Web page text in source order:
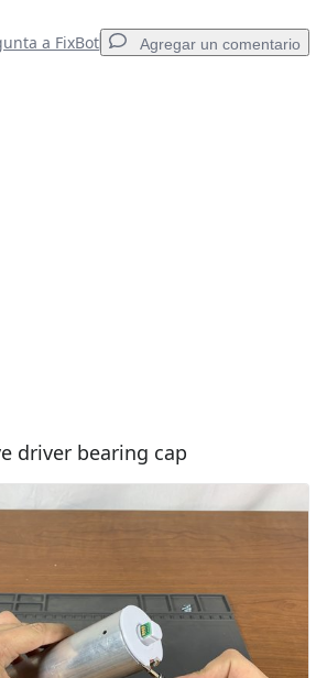
a FixBot Agregar un comentario
driver bearing cap